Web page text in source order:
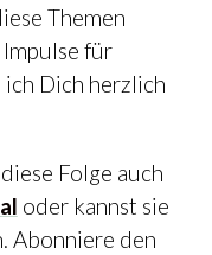
Themen
für
Dich herzlich
Folge auch
oder kannst sie
Abonniere den